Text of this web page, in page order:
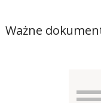
Ważne